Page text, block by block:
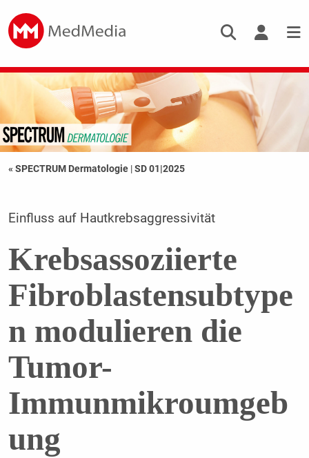
« SPECTRUM Dermatologie |SD 01|2025
Einfluss auf Hautkrebsaggressivität
Krebsassoziierte
Fibroblastensubtype
n modulieren die
Tumor-
Immunmikroumgeb
ung